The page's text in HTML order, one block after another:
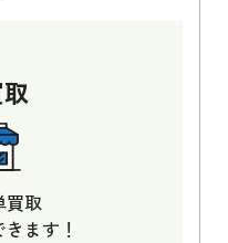
買取
きます！